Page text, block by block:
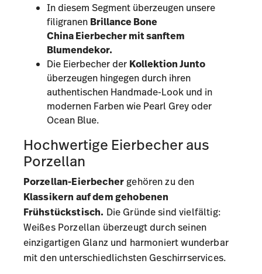
In diesem Segment überzeugen unsere
filigranen Brillance Bone
ChinaEierbecher mit sanftem
Blumendekor.
Die Eierbecher der Kollektion Junto
überzeugen hingegen durch ihren
authentischen Handmade-Look und in
modernen Farben wie Pearl Greyoder
Ocean Blue.
Hochwertige Eierbecher aus
Porzellan
Porzellan-Eierbecher gehören zu den
Klassikern auf dem gehobenen
Frühstückstisch. Die Gründe sind vielfältig:
Weißes Porzellan überzeugt durch seinen
einzigartigen Glanz und harmoniert wunderbar
mit den unterschiedlichsten Geschirrservices.